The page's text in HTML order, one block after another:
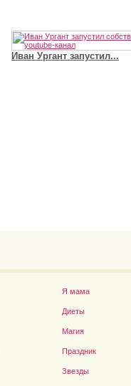
Иван Ургант запустил...
Я мама
Диеты
Магия
Праздник
Звезды